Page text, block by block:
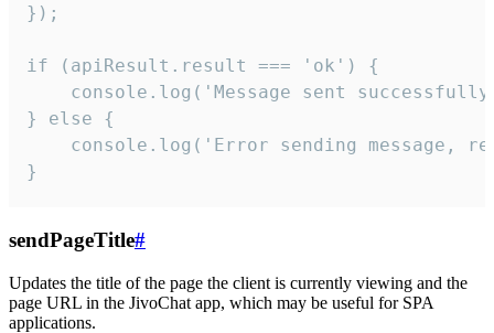
});
if (apiResult.result === 'ok') {
console.log('Message sent
} else {
console.log('Error sending message,
}
sendPageTitle#
Updates the title of the page the client is currently viewing and the
page URL in the JivoChat app, which may be useful for SPA
applications.